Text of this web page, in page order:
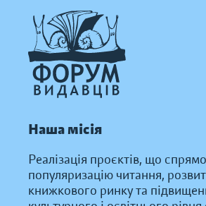
Наша місія
Реалізація проєктів, що
популяризацію читання,
книжкового ринку та